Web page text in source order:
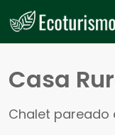
Pasar al
Casa
Chalet pareado